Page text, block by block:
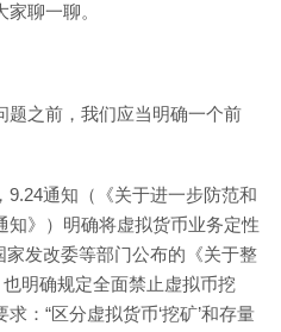
聊一聊。
题之前，我们应当明确一个前
通知（《关于进一步防范和
》）明确将虚拟货币业务定性
发改委等部门公布的《关于整
明确规定全面禁止虚拟币挖
：“区分虚拟货币‘挖矿’和存量